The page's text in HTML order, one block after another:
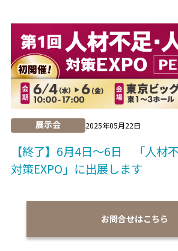
展示会 2025年05月22日
【終了】6月4日～6日 「人材
対策EXPO」に出展します
お問合せはこちら